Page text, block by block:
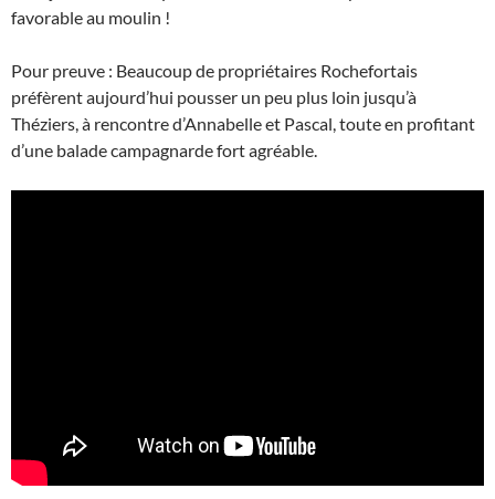
favorable au moulin !
Pour preuve : Beaucoup de propriétaires Rochefortais
préfèrent aujourd’hui pousser un peu plus loin jusqu’à
Théziers, à rencontre d’Annabelle et Pascal, toute en profitant
d’une balade campagnarde fort agréable.